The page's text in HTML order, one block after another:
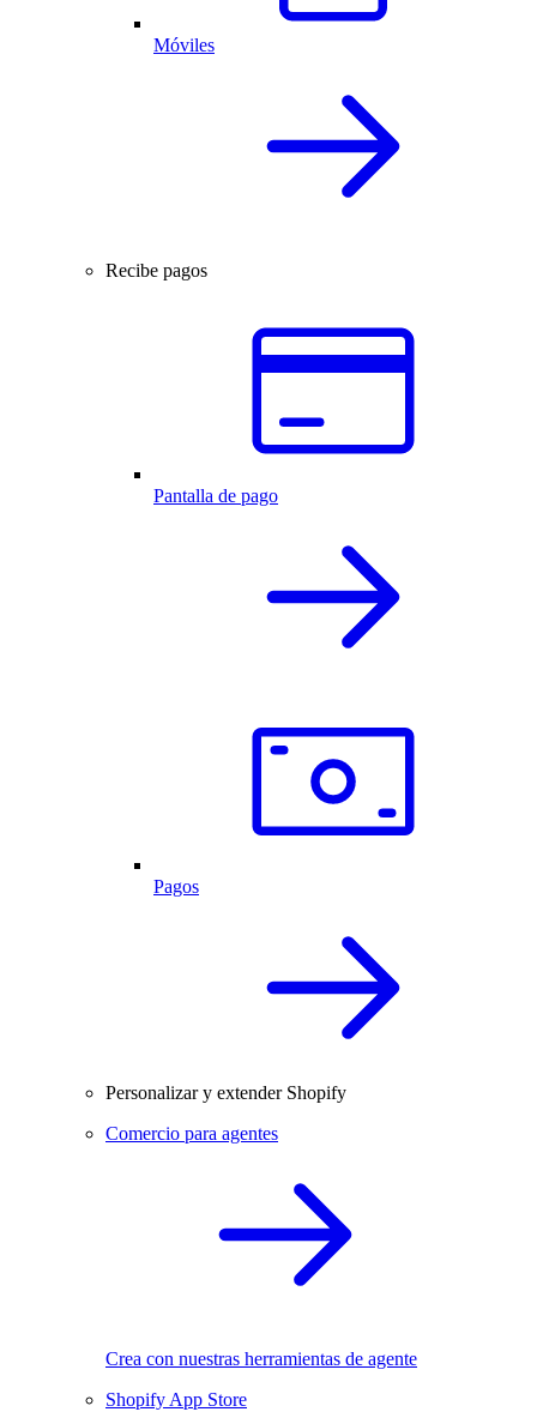
Móviles
Recibe pagos
Pantalla de pago
Pagos
Personalizar y extender Shopify
Comercio para agentes
Crea con nuestras herramientas de agente
Shopify App Store